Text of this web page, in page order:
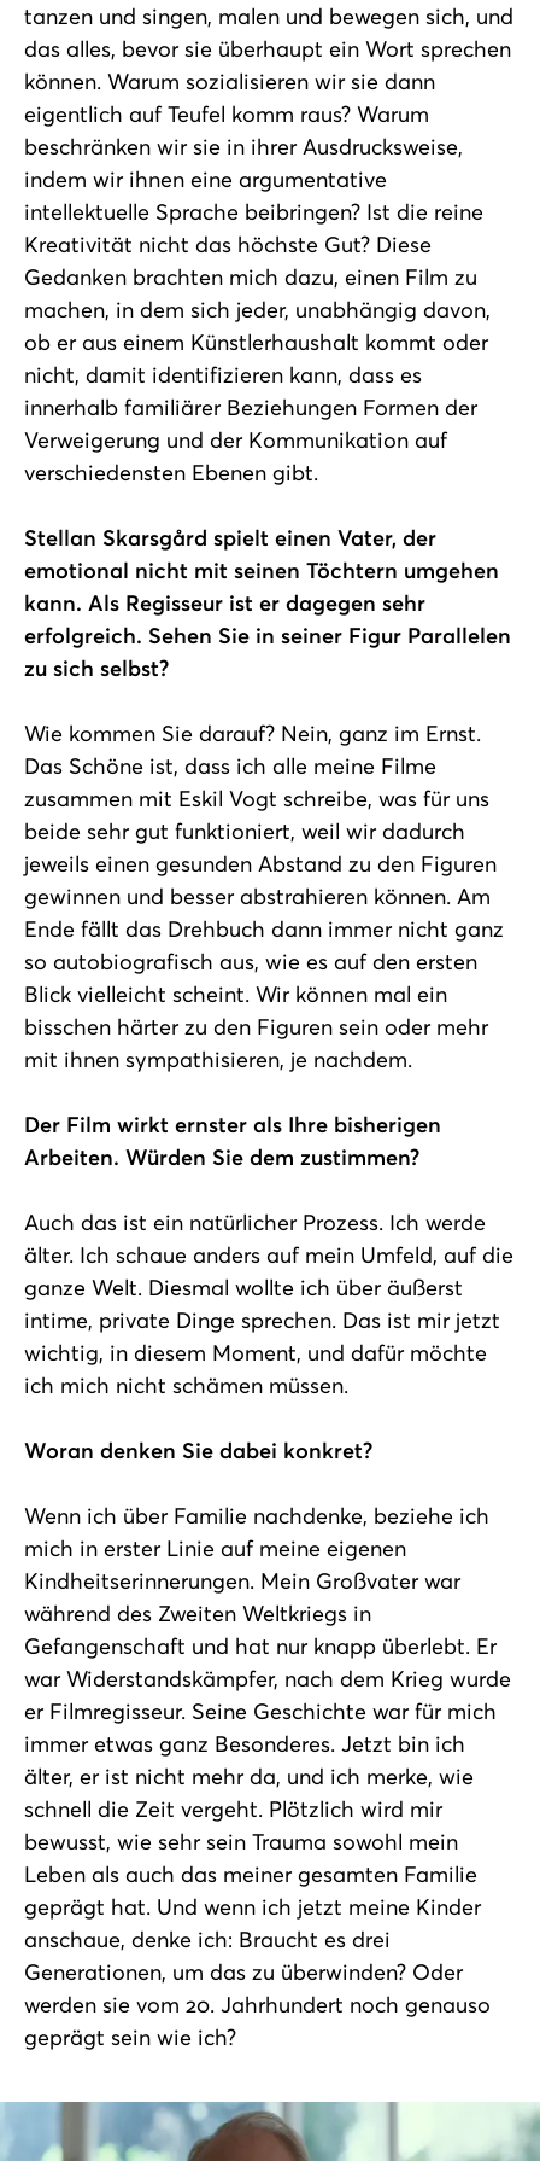
tanzen und singen, malen und bewegen sich, und
das alles, bevor sie überhaupt ein Wort sprechen
können. Warum sozialisieren wir sie dann
eigentlich auf Teufel komm raus? Warum
beschränken wir sie in ihrer Ausdrucksweise,
indem wir ihnen eine argumentative
intellektuelle Sprache beibringen? Ist die reine
Kreativität nicht das höchste Gut? Diese
Gedanken brachten mich dazu, einen Film zu
machen, in dem sich jeder, unabhängig davon,
ob er aus einem Künstlerhaushalt kommt oder
nicht, damit identifizieren kann, dass es
innerhalb familiärer Beziehungen Formen der
Verweigerung und der Kommunikation auf
verschiedensten Ebenen gibt.
Stellan Skarsgård spielt einen Vater, der
emotional nicht mit seinen Töchtern umgehen
kann. Als Regisseur ist er dagegen sehr
erfolgreich. Sehen Sie in seiner Figur Parallelen
zu sich selbst?
Wie kommen Sie darauf? Nein, ganz im Ernst.
Das Schöne ist, dass ich alle meine Filme
zusammen mit Eskil Vogt schreibe, was für uns
beide sehr gut funktioniert, weil wir dadurch
jeweils einen gesunden Abstand zu den Figuren
gewinnen und besser abstrahieren können. Am
Ende fällt das Drehbuch dann immer nicht ganz
so autobiografisch aus, wie es auf den ersten
Blick vielleicht scheint. Wir können mal ein
bisschen härter zu den Figuren sein oder mehr
mit ihnen sympathisieren, je nachdem.
Der Film wirkt ernster als Ihre bisherigen
Arbeiten. Würden Sie dem zustimmen?
Auch das ist ein natürlicher Prozess. Ich werde
älter. Ich schaue anders auf mein Umfeld, auf die
ganze Welt. Diesmal wollte ich über äußerst
intime, private Dinge sprechen. Das ist mir jetzt
wichtig, in diesem Moment, und dafür möchte
ich mich nicht schämen müssen.
Woran denken Sie dabei konkret?
Wenn ich über Familie nachdenke, beziehe ich
mich in erster Linie auf meine eigenen
Kindheitserinnerungen. Mein Großvater war
während des Zweiten Weltkriegs in
Gefangenschaft und hat nur knapp überlebt. Er
war Widerstandskämpfer, nach dem Krieg wurde
er Filmregisseur. Seine Geschichte war für mich
immer etwas ganz Besonderes. Jetzt bin ich
älter, er ist nicht mehr da, und ich merke, wie
schnell die Zeit vergeht. Plötzlich wird mir
bewusst, wie sehr sein Trauma sowohl mein
Leben als auch das meiner gesamten Familie
geprägt hat. Und wenn ich jetzt meine Kinder
anschaue, denke ich: Braucht es drei
Generationen, um das zu überwinden? Oder
werden sie vom 20. Jahrhundert noch genauso
geprägt sein wie ich?